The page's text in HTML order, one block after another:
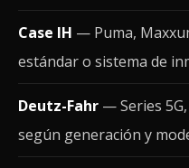
Case IH — Puma,
estándar o sistema de
Deutz-Fahr — Series 5G,
según generación y